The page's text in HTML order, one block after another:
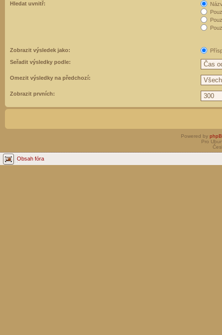
Hledat uvnitř:
Zobrazit výsledek jako:
Seřadit výsledky podle:
Omezit výsledky na předchozí:
Zobrazit prvních:
Powered by
Pro
Obsah fóra